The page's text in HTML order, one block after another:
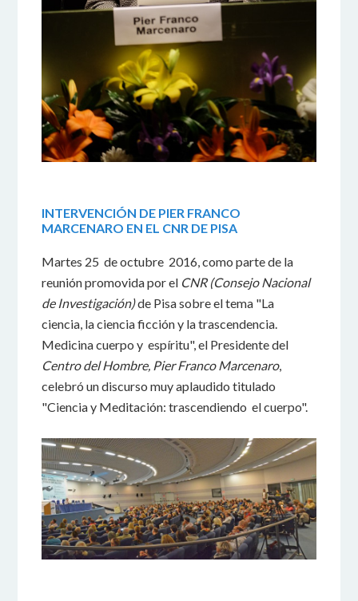
INTERVENCIÓN DE PIER FRANCO
MARCENARO EN EL CNR DE PISA
Martes 25 de octubre 2016, como parte de la
reunión promovida por el CNR (Consejo Nacional
de Investigación)de Pisa sobre el tema "La
ciencia, la ciencia ficción y la trascendencia.
Medicina cuerpo y espíritu", el Presidente del
Centro del Hombre, Pier Franco Marcenaro,
celebró un discurso muy aplaudido titulado
"Ciencia y Meditación: trascendiendo el cuerpo".